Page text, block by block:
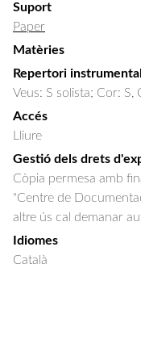
Suport
Paper
Matèries
Repertori instrumental
Veus: S solista; Cor: S,
Accés
Lliure
Gestió dels drets
Còpia permesa amb
"Centre de
altre ús cal demanar
Idiomes
Català